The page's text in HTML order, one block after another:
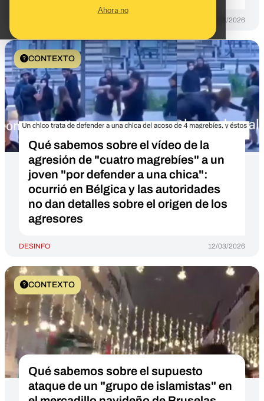
Ahora no
05/08/2026
CONTEXTO
Qué sabemos sobre el vídeo de la
agresión de "cuatro magrebíes" a un
joven "por defender a una chica":
ocurrió en Bélgica y las autoridades
no dan detalles sobre el origen de los
agresores
DESINFO 12/03/2026
CONTEXTO
Qué sabemos sobre el supuesto
ataque de un "grupo de islamistas" en